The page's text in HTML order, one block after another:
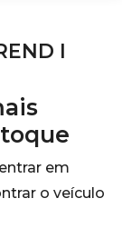
I
em
o veículo